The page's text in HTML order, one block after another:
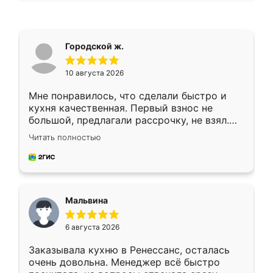
Городской ж.
10 августа 2026
Мне понравилось, что сделали быстро и
кухня качественная. Первый взнос не
большой, предлагали рассрочку, не взял.
Ждал меньше месяца, сборщик с прямыми
руками. По цене вышло адекватно.
Рекомендую!
Читать полностью
Мальвина
6 августа 2026
Заказывала кухню в Ренессанс, осталась
очень довольна. Менеджер всё быстро